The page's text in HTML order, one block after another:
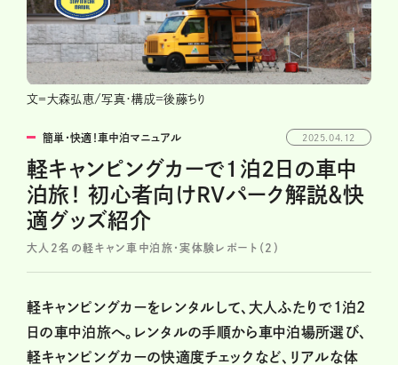
文＝大森弘恵/写真・構成=後藤ちり
簡単・快適！車中泊マニュアル 2025.04.12
軽キャンピングカーで1泊2日の車中
泊旅！ 初心者向けRVパーク解説＆快
適グッズ紹介
大人2名の軽キャン車中泊旅・実体験レポート（2）
軽キャンピングカーをレンタルして、大人ふたりで1泊2
日の車中泊旅へ。レンタルの手順から車中泊場所選び、
軽キャンピングカーの快適度チェックなど、リアルな体